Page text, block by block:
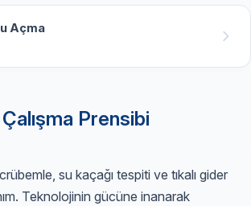
Açma
Prensibi
su kaçağı tespiti ve tıkalı gider
Teknolojinin gücüne inanarak